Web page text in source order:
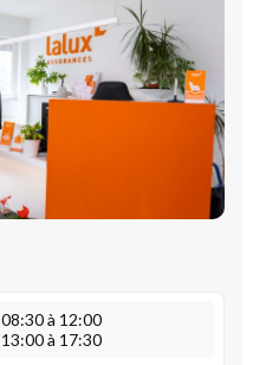
08:30 à 12:00
13:00 à 17:30